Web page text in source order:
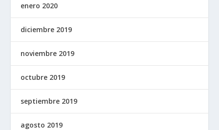
enero 2020
diciembre 2019
noviembre 2019
octubre 2019
septiembre 2019
agosto 2019